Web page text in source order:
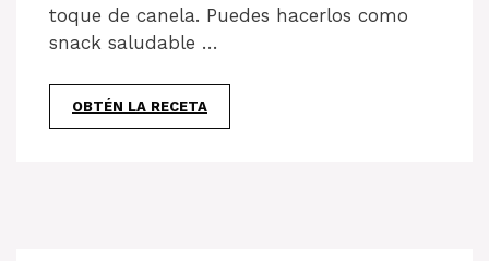
toque de canela. Puedes hacerlos como
snack saludable …
OBTÉN LA RECETA